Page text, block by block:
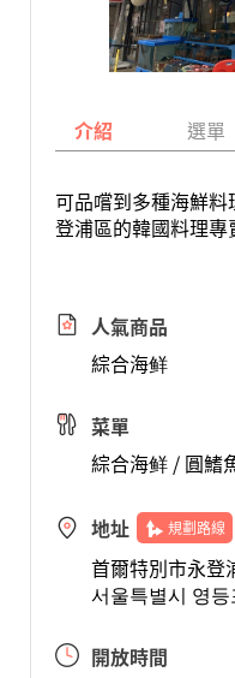
介紹 選單
可品嚐到多種海鮮
登浦區的韓國料理專
人氣商品
綜合海鲜
菜單
綜合海鲜 / 圓鰭
地址 規劃路線
首爾特別市永登
서울특별시 영
開放時間